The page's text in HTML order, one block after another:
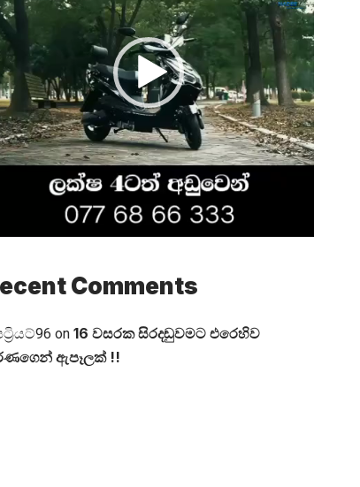
Comments
on 16 වසරක සිරදඬුවමට එරෙහිව
ඇපෑලක් !!